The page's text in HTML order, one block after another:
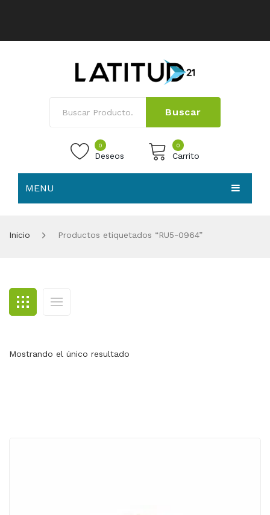
Buscar
0
Deseos
0
Carrito
MENU
BLOG
CONTACTO
Inicio Productos etiquetados “RU5-0964”
Mostrando el único resultado